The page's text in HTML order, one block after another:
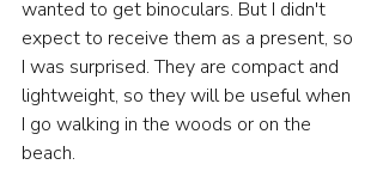
wanted to get binoculars. But I didn't
expect to receive them as a present, so
I was surprised. They are compact and
lightweight, so they will be useful when
I go walking in the woods or on the
beach.